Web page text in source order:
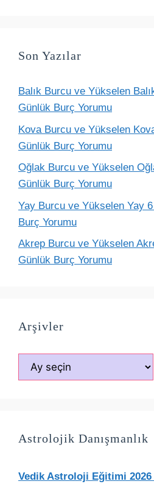
Son Yazılar
Balık Burcu ve Yükselen
Günlük Burç Yorumu
Kova Burcu ve Yükselen
Günlük Burç Yorumu
Oğlak Burcu ve Yükselen
Günlük Burç Yorumu
Yay Burcu ve Yükselen Yay
Burç Yorumu
Akrep Burcu ve Yükselen
Günlük Burç Yorumu
Arşivler
Arşivler
Astrolojik Danışmanlık
Vedik Astroloji Eğitimi 2026